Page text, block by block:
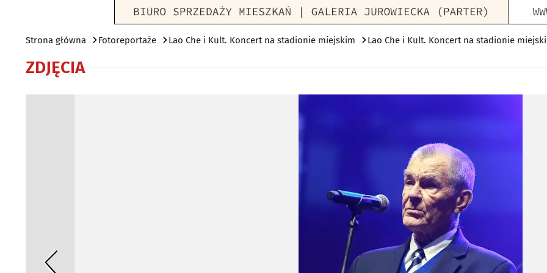
Strona główna Fotoreportaże Lao Che i Kult. Koncert na stadionie miejskim Lao Che i Kult. Koncert na stadionie
ZDJĘCIA